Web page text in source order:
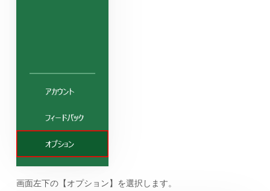
画面左下の【オプション】を選択します。